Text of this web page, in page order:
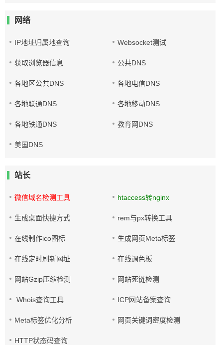
网络
IP地址归属地查询 Websocket测试
获取浏览器信息 公共DNS
各地区公共DNS 各地电信DNS
各地联通DNS 各地移动DNS
各地铁通DNS 教育网DNS
美国DNS
站长
微信域名检测工具 htaccess转nginx
生成桌面快捷方式 rem与px转换工具
在线制作ico图标 生成网页Meta标签
在线定时刷新网址 在线调色板
网站Gzip压缩检测 网站死链检测
Whois查询工具 ICP网站备案查询
Meta标签优化分析 网页关键词密度检测
HTTP状态码查询